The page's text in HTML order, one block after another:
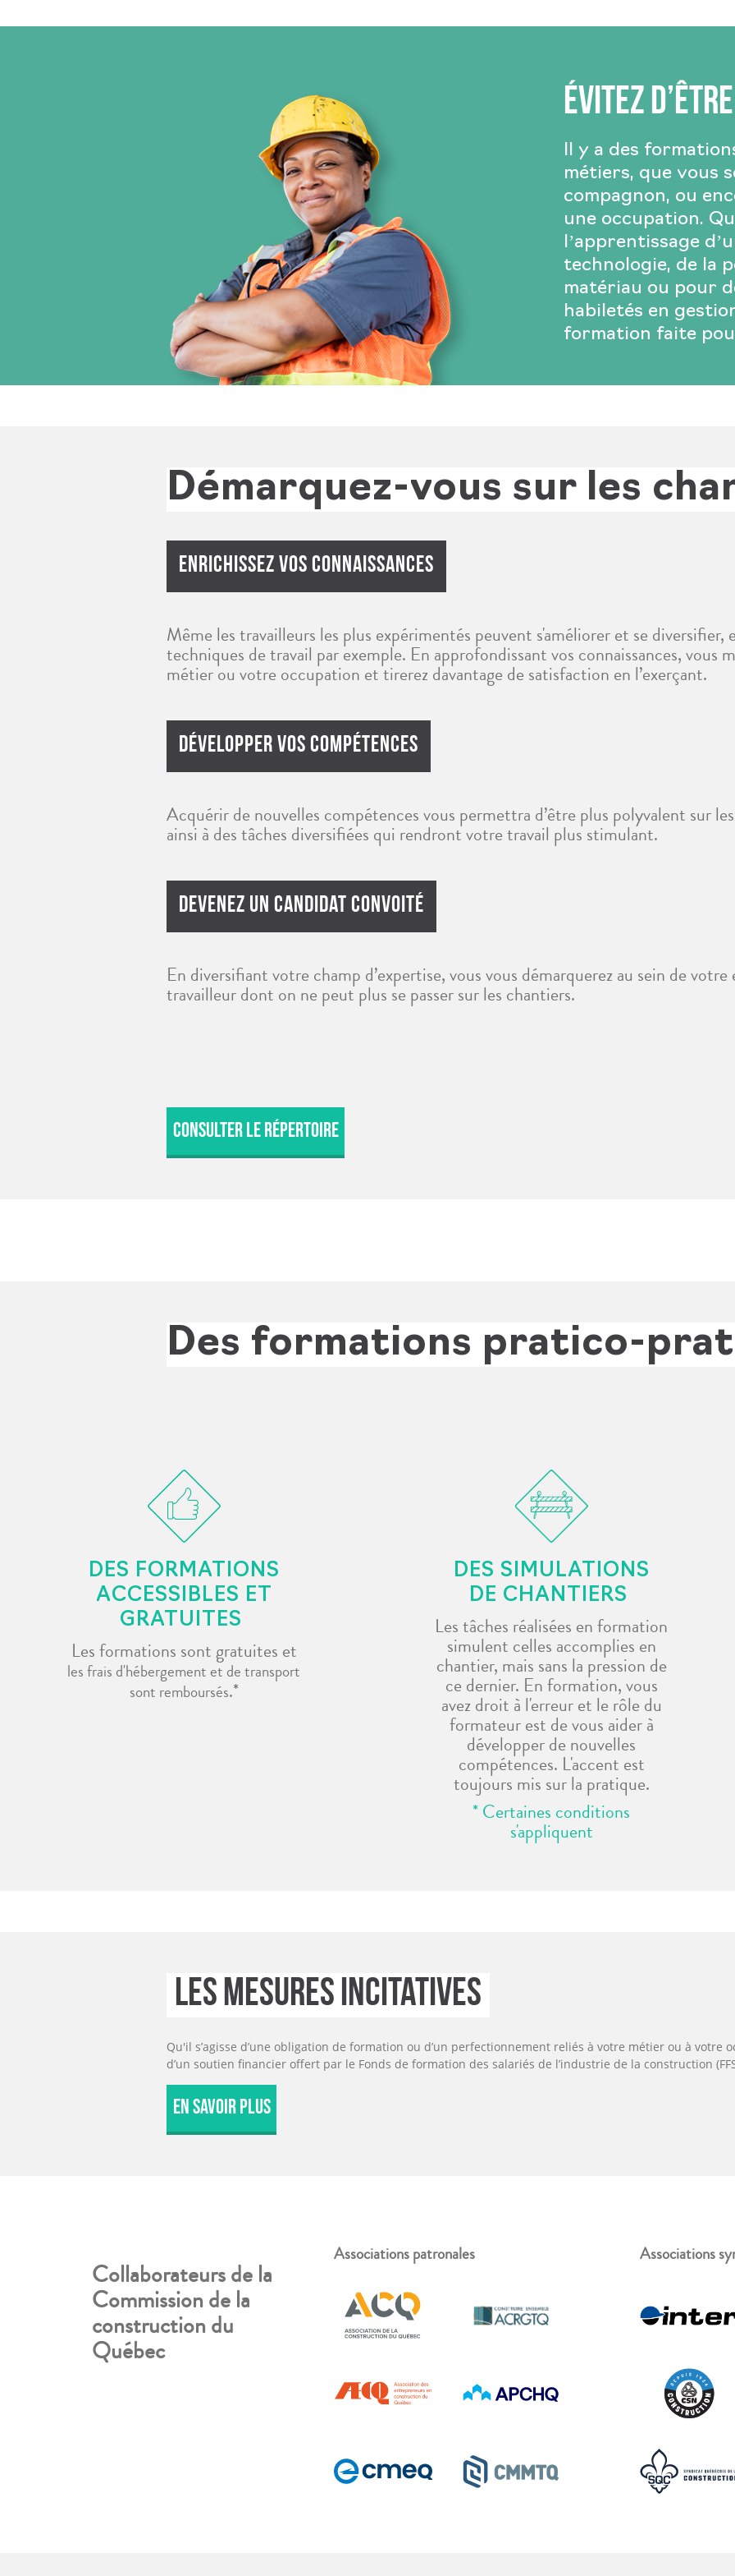
Évitez
Il y a des
métiers, que vous
compagnon, ou
une occupation.
l’apprentissage
technologie, de la
matériau ou pour
habiletés en
formation faite
Démarquez-vous sur les
Enrichissez Vos Connaissances
Même les travailleurs les plus expérimentés peuvent s'améliorer et se diversifier,
techniques de travail par exemple. En approfondissant vos connaissances, vous
métier ou votre occupation et tirerez davantage de satisfaction en l’exerçant.
Développer Vos Compétences
Acquérir de nouvelles compétences vous permettra d’être plus polyvalent sur
ainsi à des tâches diversifiées qui rendront votre travail plus stimulant.
Devenez Un Candidat Convoité
En diversifiant votre champ d’expertise, vous vous démarquerez au sein de
travailleur dont on ne peut plus se passer sur les chantiers.
CONSULTER LE RÉPERTOIRE
Des formations pratico-
DES FORMATIONS
ACCESSIBLES ET
GRATUITES
Les formations sont gratuites et
les frais d'hébergement et de transport
sont remboursés.*
DES SIMULATIONS
DE CHANTIERS
Les tâches réalisées en formation
simulent celles accomplies en
chantier, mais sans la pression de
ce dernier. En formation, vous
avez droit à l'erreur et le rôle du
formateur est de vous aider à
développer de nouvelles
compétences. L'accent est
toujours mis sur la pratique.
* Certaines conditions
s'appliquent
Les mesures incitatives
Qu'il s’agisse d’une obligation de formation ou d’un perfectionnement reliés à votre métier ou à votre
d’un soutien financier offert par le Fonds de formation des salariés de l’industrie de la construction
EN SAVOIR PLUS
Collaborateurs de la
Commission de la
construction du
Québec
Associations patronales Associations